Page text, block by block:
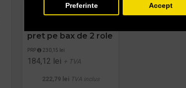
Preferinte Accept
Rola industriala
pret pe bax de 2 role
PRP 230,15 lei
184,12 lei + TVA
222,79 lei TVA inclus
Rola Tork